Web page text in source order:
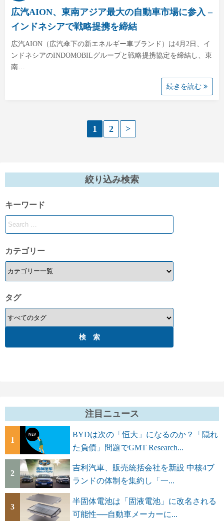
広汽AION、東南アジア最大の自動車市場に参入 –
インドネシアで戦略提携を締結
広汽AION（広汽傘下の新エネルギー車ブランド）は4月2日、イ
ンドネシアのINDOMOBILグループと戦略提携協定を締結し、東
南…
続きを読む
ペ
ー
ジ
送
り
1 2 >
絞り込み検索
キーワード
カテゴリー
タグ
注目ニュース
1
BYDは次の「恒大」になるのか？「隠れ
た負債」問題でGMT Research...
2
吉利汽車、販売統括会社を新設 中核4ブ
ランドの体制を集約し「一...
3
半固体電池は「固液電池」に改名される
可能性──自動車メーカーに...